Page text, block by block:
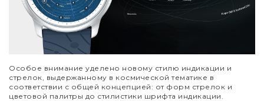
Особое внимание уделено новому стилю индикации и
стрелок, выдержанному в космической тематике в
соответствии с общей концепцией: от форм стрелок и
цветовой палитры до стилистики шрифта индикации.